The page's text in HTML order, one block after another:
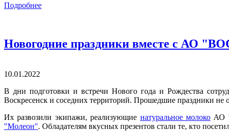
Подробнее
Новогодние праздники вместе с АО
10.01.2022
В дни подготовки и встречи Нового года и Рождества
Воскресенск и соседних территорий. Прошедшие праздники не
Их развозили экипажи, реализующие натуральное молоко АО
"Молеон". Обладателям вкусных презентов стали те, кто